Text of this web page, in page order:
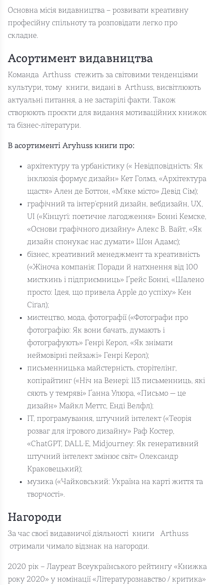
Основна місія видавництва – розвивати креативну
професійну спільноту та розповідати легко про
складне.
Асортимент видавництва
Команда Arthuss стежить за світовими тенденціями
культури, тому книги, видані в Arthuss, висвітлюють
актуальні питання, а не застарілі факти. Також
створюють проєкти для видання мотиваційних книжок
та бізнес-літератури.
В асортименті Aryhuss книги про:
архітектуру та урбаністику (« Невідповідність: Як
інклюзія формує дизайн» Кет Голмз, «Архітектура
щастя» Ален де Боттон, «М’яке місто» Девід Сім);
графічний та інтер’єрний дизайн, вебдизайн, UX,
UI («Кінцуґі: поетичне лагодження» Бонні Кемске,
«Основи графічного дизайну» Алекс В. Вайт, «Як
дизайн спонукає нас думати» Шон Адамс);
бізнес, креативний менеджмент та креативність
(«Жіноча компанія: Поради й натхнення від 100
мисткинь і підприємниць» Ґрейс Бонні, «Шалено
просто: Ідея, що привела Apple до успіху» Кен
Сіґал);
мистецтво, мода, фотографії («Фотографи про
фотографію: Як вони бачать, думають і
фотографують» Генрі Керол, «Як знімати
неймовірні пейзажі» Генрі Керол);
письменницька майстерність, сторітелінг,
копірайтинг («Ніч на Венері: 113 письменниць, які
сяють у темряві» Ґанна Улюра, «Письмо — це
дизайн» Майкл Меттс, Енді Велфл);
ІТ, програмування, штучний інтелект («Теорія
розваг для ігрового дизайну» Раф Костер,
«ChatGPT, DALL·E, Midjourney: Як генеративний
штучний інтелект змінює світ» Олександр
Краковецький);
музика («Чайковський: Україна на карті життя та
творчості».
Нагороди
За час своєї видавничої діяльності книги Arthuss
отримали чимало відзнак на нагороди.
2020 рік – Лауреат Всеукраїнського рейтингу «Книжка
року 2020» у номінації «Літературознавство / критика»